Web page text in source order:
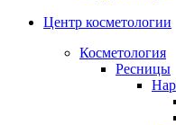
Центр косметологии
Косметология
Ресницы